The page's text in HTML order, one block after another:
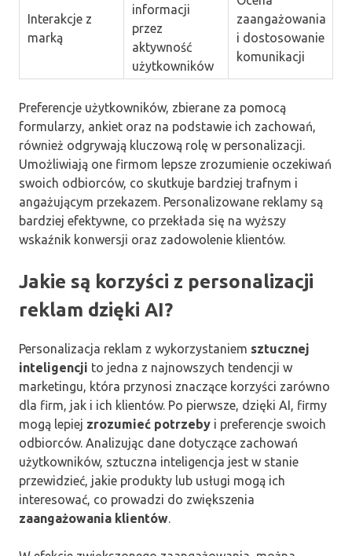
Interakcje z
marką
informacji
przez
aktywność
użytkowników
zaangażowania
i dostosowanie
komunikacji
Preferencje użytkowników, zbierane za pomocą
formularzy, ankiet oraz na podstawie ich zachowań,
również odgrywają kluczową rolę w personalizacji.
Umożliwiają one firmom lepsze zrozumienie oczekiwań
swoich odbiorców, co skutkuje bardziej trafnym i
angażującym przekazem. Personalizowane reklamy są
bardziej efektywne, co przekłada się na wyższy
wskaźnik konwersji oraz zadowolenie klientów.
Jakie są korzyści z personalizacji
reklam dzięki AI?
Personalizacja reklam z wykorzystaniem sztucznej
inteligencji to jedna z najnowszych tendencji w
marketingu, która przynosi znaczące korzyści zarówno
dla firm, jak i ich klientów. Po pierwsze, dzięki AI, firmy
mogą lepiej zrozumieć potrzeby i preferencje swoich
odbiorców. Analizując dane dotyczące zachowań
użytkowników, sztuczna inteligencja jest w stanie
przewidzieć, jakie produkty lub usługi mogą ich
interesować, co prowadzi do zwiększenia
zaangażowania klientów.